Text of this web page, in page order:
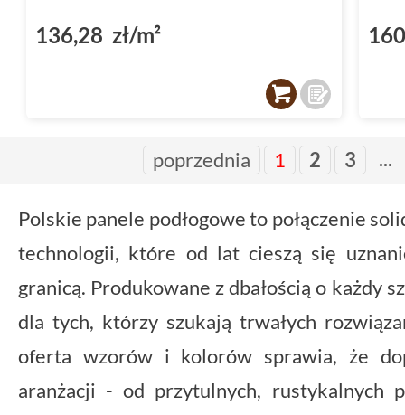
136,28 zł/m²
poprzednia 1 2 3 ...
Polskie panele podłogowe to połączenie
technologii, które od lat cieszą się
granicą. Produkowane z dbałością o każdy
dla tych, którzy szukają trwałych
oferta wzorów i kolorów sprawia, że
aranżacji - od przytulnych, rustykalnych